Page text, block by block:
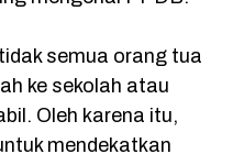
semua orang tua
ke sekolah atau
Oleh karena itu,
mendekatkan